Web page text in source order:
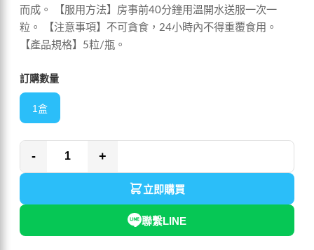
而成。 【服用方法】房事前40分鐘用溫開水送服一次一
粒。 【注意事項】不可貪食，24小時內不得重覆食用。
【產品規格】5粒/瓶。
訂購數量
1盒
- +
立即購買
聯繫LINE